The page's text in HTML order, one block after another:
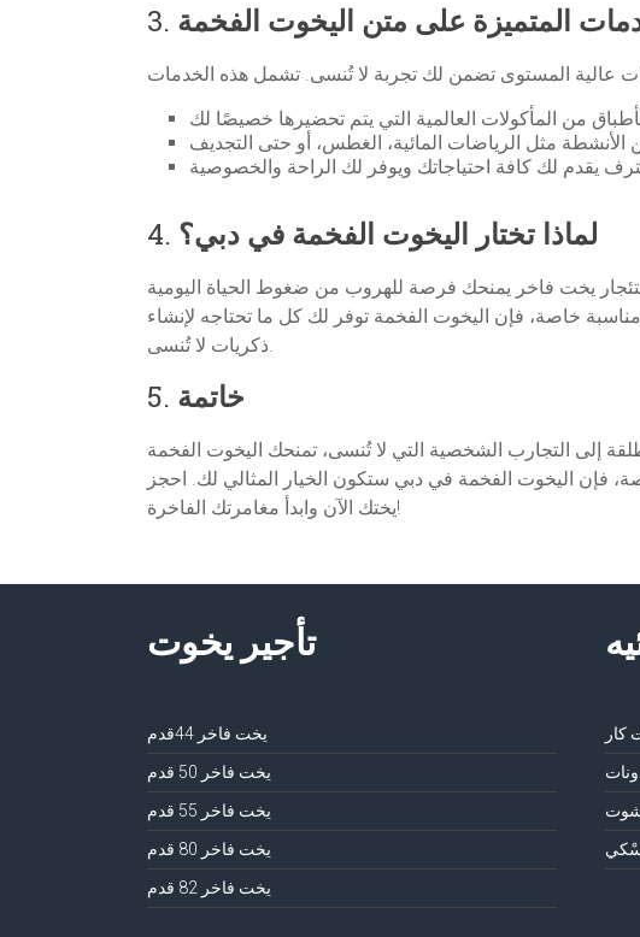
3. المتميزة على متن اليخوت الفخمة
4. لماذا تختار اليخوت الفخمة في دبي؟
يخت فاخر يمنحك فرصة للهروب من ضغوط الحياة اليومية
خاصة، فإن اليخوت الفخمة توفر لك كل ما تحتاجه لإنشاء
ذكريات لا تُنسى.
5. خاتمة
إلى التجارب الشخصية التي لا تُنسى، تمنحك اليخوت الفخمة
فإن اليخوت الفخمة في دبي ستكون الخيار المثالي لك. احجز
يختك الآن وابدأ مغامرتك الفاخرة!
تأجير يخوت
يخت فاخر 44قدم
يخت فاخر 50 قدم
يخت فاخر 55 قدم
يخت فاخر 80 قدم
يخت فاخر 82 قدم
كار